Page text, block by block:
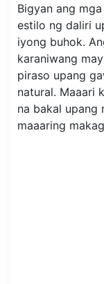
Bigyan ang
estilo ng daliri
iyong buhok.
karaniwang
piraso upang
natural. Maaari
na bakal upang
maaaring